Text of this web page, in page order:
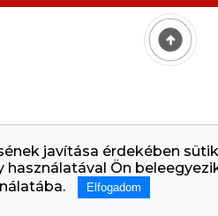
javítása érdekében
használatával Ön
Elfogadom